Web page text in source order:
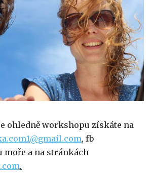
ohledně workshopu získáte na
, fb
moře a na stránkách
.